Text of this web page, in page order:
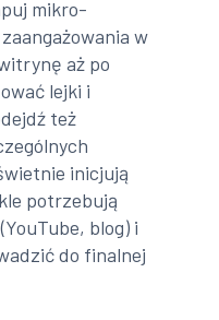
mikro-
w
aż po
lejki i
też
inicjują
potrzebują
blog) i
do finalnej